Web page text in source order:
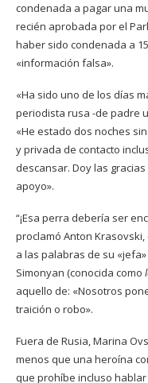
condenada a pagar una
recién aprobada por el
haber sido condenada a
«información falsa».
«Ha sido uno de los días
periodista rusa -de padre
«He estado dos noches
y privada de contacto
descansar. Doy las
apoyo».
“¡Esa perra debería ser
proclamó Anton
a las palabras de su
Simonyan (conocida como
aquello de: «Nosotros
traición o robo».
Fuera de Rusia, Marina
menos que una heroína
que prohíbe incluso